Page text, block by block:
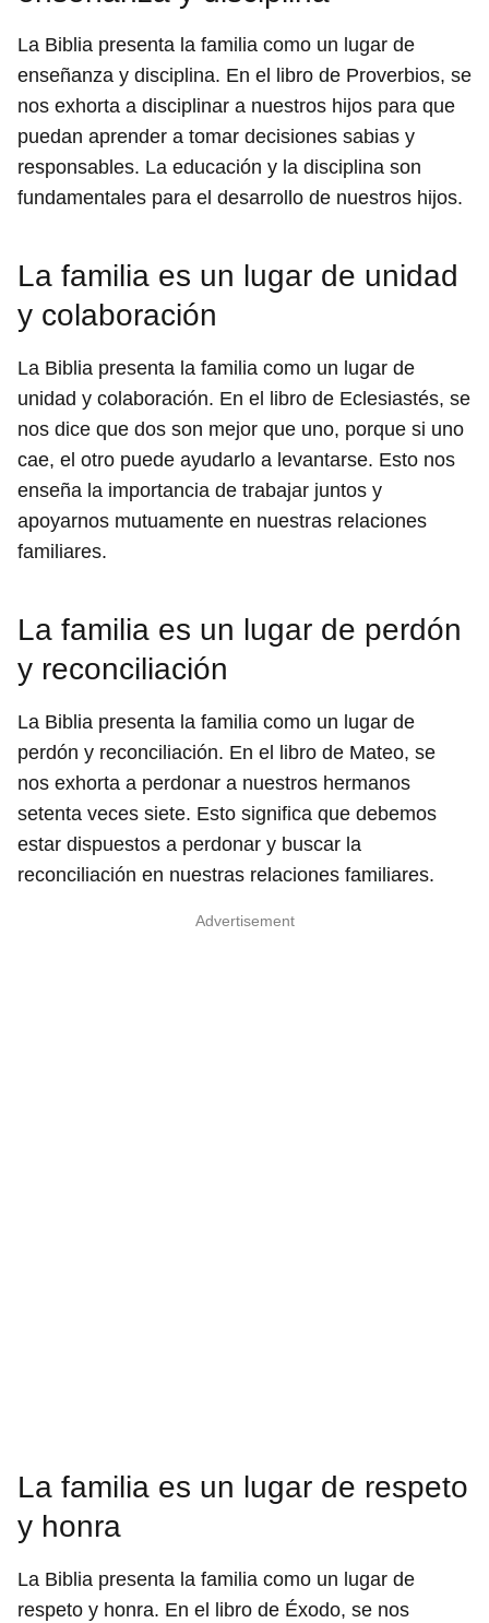
La Biblia presenta la familia como un lugar de
enseñanza y disciplina. En el libro de Proverbios, se
nos exhorta a disciplinar a nuestros hijos para que
puedan aprender a tomar decisiones sabias y
responsables. La educación y la disciplina son
fundamentales para el desarrollo de nuestros hijos.
La familia es un lugar de unidad
y colaboración
La Biblia presenta la familia como un lugar de
unidad y colaboración. En el libro de Eclesiastés, se
nos dice que dos son mejor que uno, porque si uno
cae, el otro puede ayudarlo a levantarse. Esto nos
enseña la importancia de trabajar juntos y
apoyarnos mutuamente en nuestras relaciones
familiares.
La familia es un lugar de perdón
y reconciliación
La Biblia presenta la familia como un lugar de
perdón y reconciliación. En el libro de Mateo, se
nos exhorta a perdonar a nuestros hermanos
setenta veces siete. Esto significa que debemos
estar dispuestos a perdonar y buscar la
reconciliación en nuestras relaciones familiares.
Advertisement
La familia es un lugar de respeto
y honra
La Biblia presenta la familia como un lugar de
respeto y honra. En el libro de Éxodo, se nos